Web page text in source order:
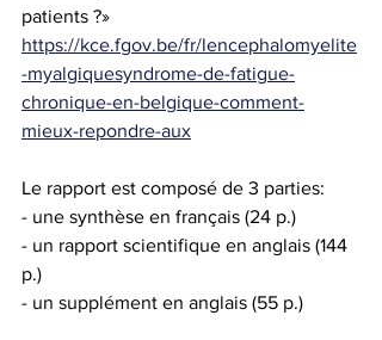
patients ?»
https://kce.fgov.be/fr/lencephalomyelite
-myalgiquesyndrome-de-fatigue-
chronique-en-belgique-comment-
mieux-repondre-aux
Le rapport est composé de 3 parties:
- une synthèse en français (24 p.)
- un rapport scientifique en anglais (144
p.)
- un supplément en anglais (55 p.)